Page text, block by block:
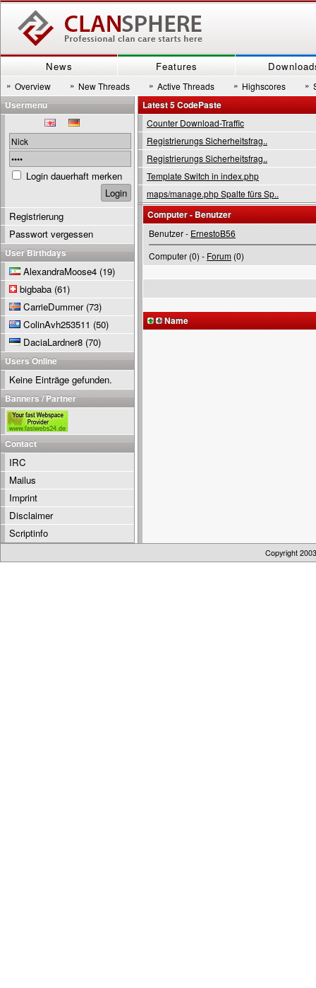
News Features
» Overview » New Threads » Active Threads » Highscores »
Latest 5 CodePaste
Counter Download-Traffic
Registrierungs Sicherheitsfrag..
Registrierungs Sicherheitsfrag..
Template Switch in index.php
maps/manage.php Spalte fürs Sp..
Computer - Benutzer
Benutzer - ErnestoB56
Computer (0) - Forum (0)
Name
Usermenu
Login dauerhaft merken
Registrierung
Passwort vergessen
User Birthdays
AlexandraMoose4 (19)
bigbaba (61)
CarrieDummer(73)
ColinAvh253511 (50)
DaciaLardner8 (70)
Users Online
Keine Einträge gefunden.
Banners / Partner
Contact
IRC
Mailus
Imprint
Disclaimer
Scriptinfo
Copyright